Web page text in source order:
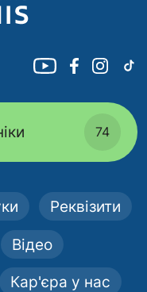
74
Реквізити
Відео
Кар'єра у нас